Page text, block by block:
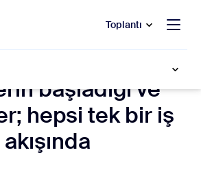
Toplantı
başladığı ve
hepsi tek bir iş
akışında